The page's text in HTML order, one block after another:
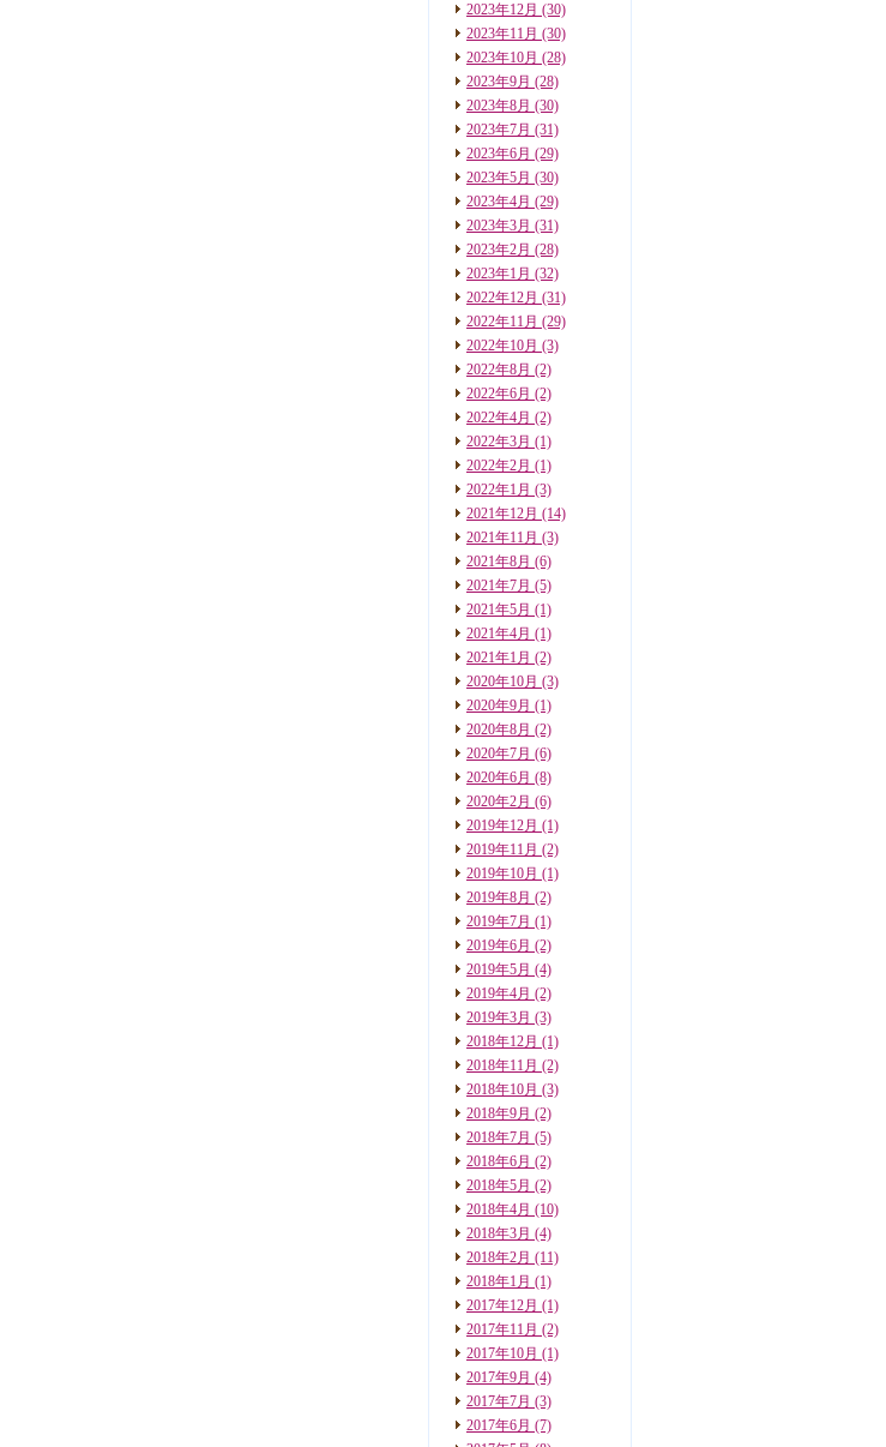
2023年12月 (30)
2023年11月 (30)
2023年10月 (28)
2023年9月 (28)
2023年8月 (30)
2023年7月 (31)
2023年6月 (29)
2023年5月 (30)
2023年4月 (29)
2023年3月 (31)
2023年2月 (28)
2023年1月 (32)
2022年12月 (31)
2022年11月 (29)
2022年10月 (3)
2022年8月 (2)
2022年6月 (2)
2022年4月 (2)
2022年3月 (1)
2022年2月 (1)
2022年1月 (3)
2021年12月 (14)
2021年11月 (3)
2021年8月 (6)
2021年7月 (5)
2021年5月 (1)
2021年4月 (1)
2021年1月 (2)
2020年10月 (3)
2020年9月 (1)
2020年8月 (2)
2020年7月 (6)
2020年6月 (8)
2020年2月 (6)
2019年12月 (1)
2019年11月 (2)
2019年10月 (1)
2019年8月 (2)
2019年7月 (1)
2019年6月 (2)
2019年5月 (4)
2019年4月 (2)
2019年3月 (3)
2018年12月 (1)
2018年11月 (2)
2018年10月 (3)
2018年9月 (2)
2018年7月 (5)
2018年6月 (2)
2018年5月 (2)
2018年4月 (10)
2018年3月 (4)
2018年2月 (11)
2018年1月 (1)
2017年12月 (1)
2017年11月 (2)
2017年10月 (1)
2017年9月 (4)
2017年7月 (3)
2017年6月 (7)